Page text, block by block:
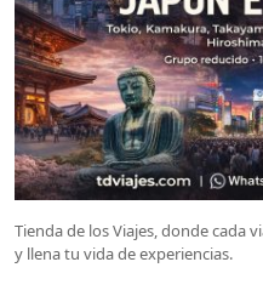
Tienda de los Viajes, donde cada
y llena tu vida de experiencias.